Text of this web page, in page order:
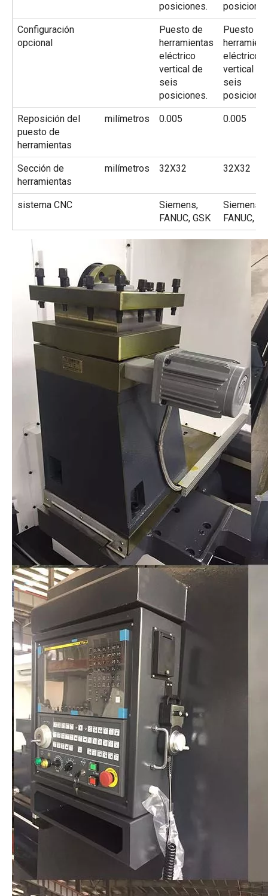
posiciones.
Configuración
opcional
Puesto de
herramientas
eléctrico
vertical de
seis
posiciones.
Puesto de
eléctrico
vertical de
seis
Reposición del
puesto de
herramientas
milímetros 0.005 0.005
Sección de
herramientas
milímetros 32X32 32X32
sistema CNC
Siemens,
FANUC, GSK
Siemens,
FANUC,